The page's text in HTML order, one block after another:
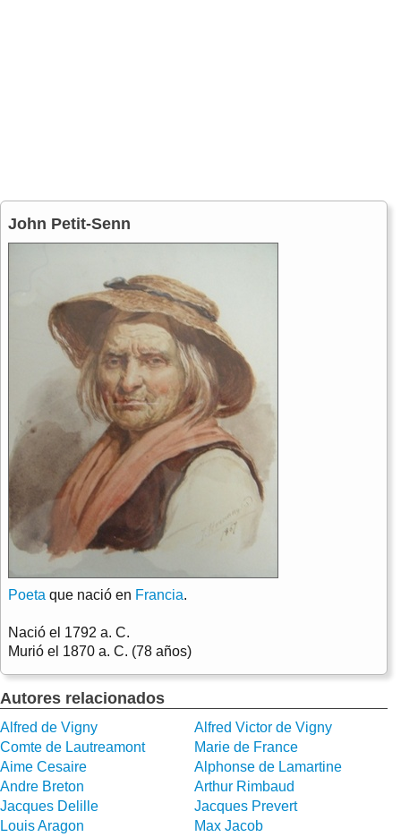
John Petit-Senn
Poeta que nació en Francia.
Nació el 1792 a. C.
Murió el 1870 a. C. (78 años)
Autores relacionados
Alfred de Vigny
Alfred Victor de Vigny
Comte de Lautreamont
Marie de France
Aime Cesaire
Alphonse de Lamartine
Andre Breton
Arthur Rimbaud
Jacques Delille
Jacques Prevert
Louis Aragon
Max Jacob